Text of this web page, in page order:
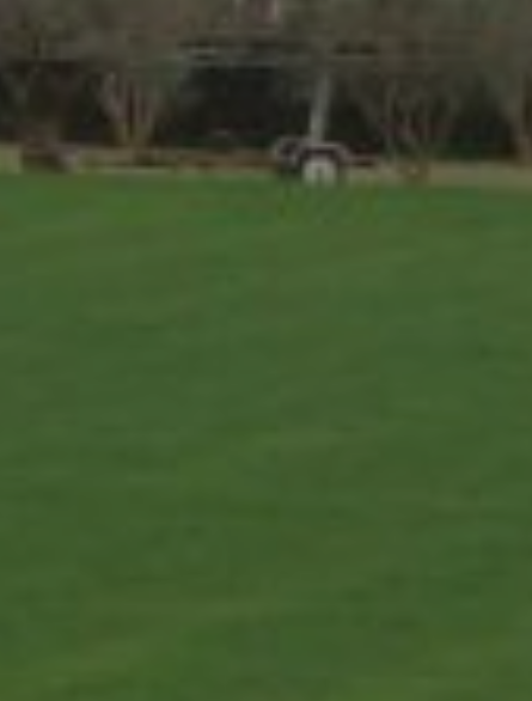
en el